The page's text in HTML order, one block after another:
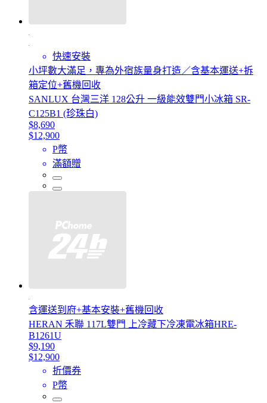
快速安裝
小坪數大滿足，專為外宿族量身打造／含基本運送+拆
箱定位+舊機回收
SANLUX 台灣三洋 128公升 一級能效雙門小冰箱 SR-
C125B1 (珍珠白)
$8,690
$12,900
P幣
滿額贈
含運送到府+基本安裝+舊機回收
HERAN 禾聯 117L雙門 上冷藏下冷凍電冰箱HRE-
B1261U
$9,190
$12,900
折價券
P幣